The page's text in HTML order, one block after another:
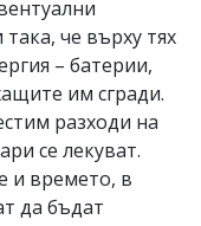
че върху тях
– батерии,
им сгради.
разходи на
се лекуват.
и времето, в
да бъдат